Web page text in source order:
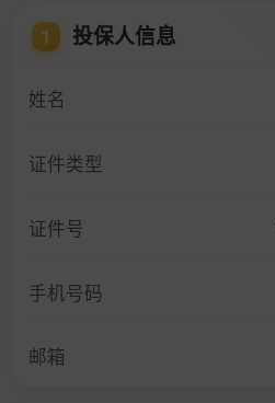
1 投保人信息
姓名
证件类型
证件号
手机号码
邮箱